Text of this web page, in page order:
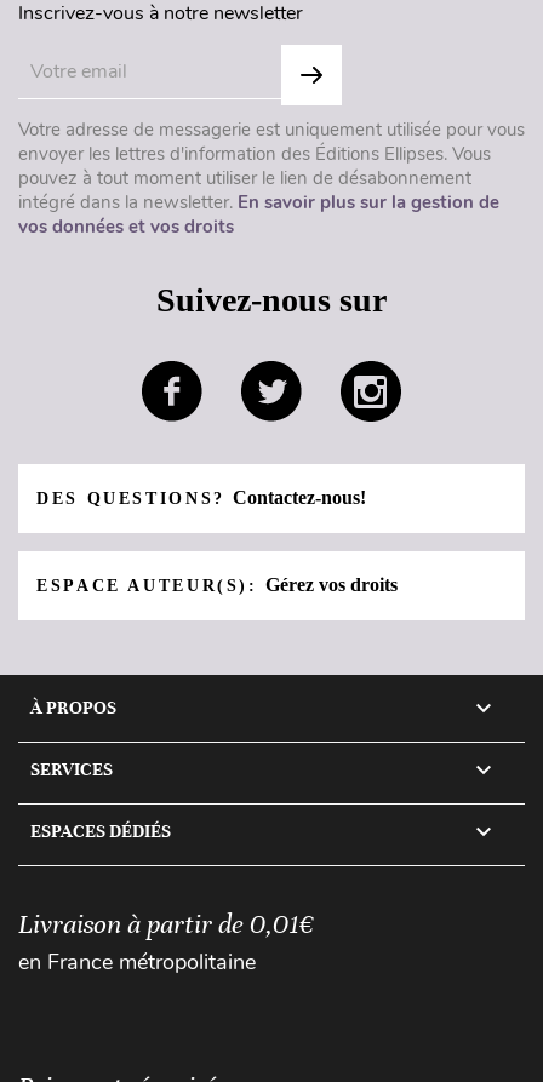
Inscrivez-vous à notre newsletter
Votre adresse de messagerie est uniquement utilisée pour vous
envoyer les lettres d'information des Éditions Ellipses. Vous
pouvez à tout moment utiliser le lien de désabonnement
intégré dans la newsletter. En savoir plus sur la gestion de
vos données et vos droits
Suivez-nous sur
DES QUESTIONS?Contactez-nous!
ESPACE AUTEUR(S):Gérez vos droits
À PROPOS 
SERVICES 
ESPACES DÉDIÉS 
Livraison à partir de 0,01€
en France métropolitaine